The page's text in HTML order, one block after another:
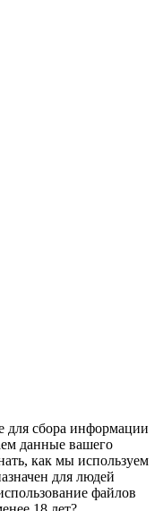
для сбора информации
данные вашего
как мы используем
для людей
файлов